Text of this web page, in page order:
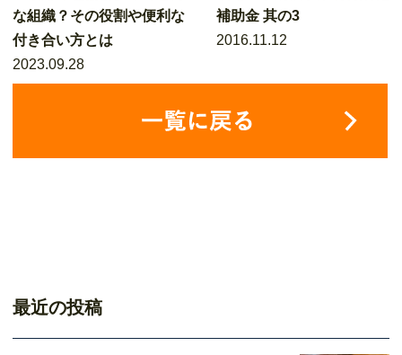
な組織？その役割や便利な
付き合い方とは
2023.09.28
補助金 其の3
2016.11.12
最近の投稿